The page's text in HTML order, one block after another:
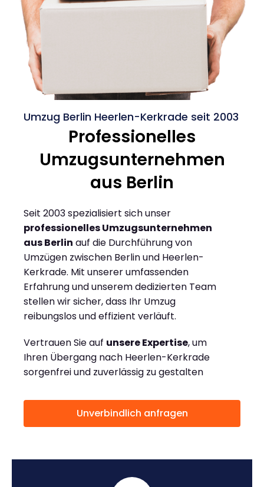
Umzug Berlin Heerlen-Kerkrade seit 2003
Professionelles
Umzugsunternehmen
aus Berlin
Seit 2003 spezialisiert sich unser
professionelles Umzugsunternehmen
aus Berlin auf die Durchführung von
Umzügen zwischen Berlin und Heerlen-
Kerkrade. Mit unserer umfassenden
Erfahrung und unserem dedizierten Team
stellen wir sicher, dass Ihr Umzug
reibungslos und effizient verläuft.
Vertrauen Sie auf unsere Expertise, um
Ihren Übergang nach Heerlen-Kerkrade
sorgenfrei und zuverlässig zu gestalten
Unverbindlich anfragen